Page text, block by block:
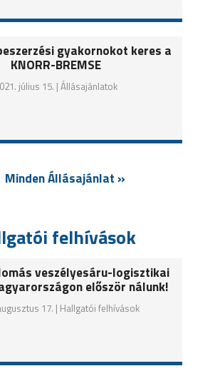
gyakornokot keres a
KNORR-BREMSE
július 15. | Állásajánlatok
Minden Állásajánlat »
felhívások
veszélyesáru-logisztikai
először nálunk!
17. | Hallgatói felhívások